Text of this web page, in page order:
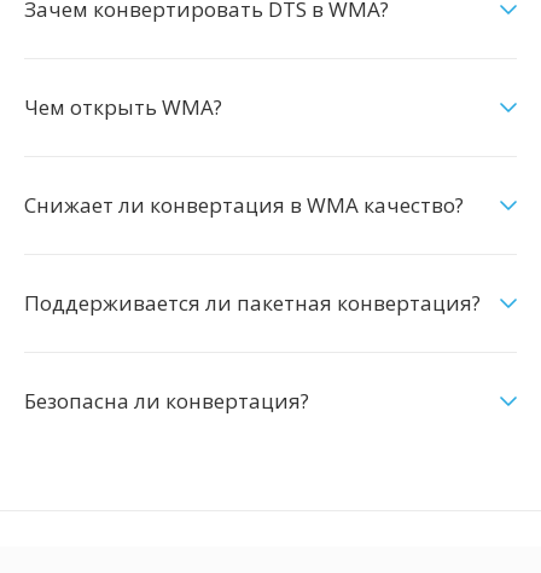
Зачем конвертировать DTS в WMA?
Чем открыть WMA?
Снижает ли конвертация в WMA качество?
Поддерживается ли пакетная конвертация?
Безопасна ли конвертация?